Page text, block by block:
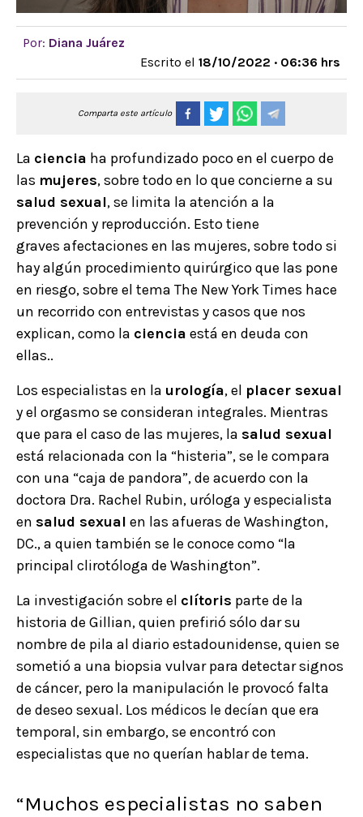
Por: Diana Juárez
Escrito el 18/10/2022 · 06:36 hrs
Comparta este artículo
La ciencia ha profundizado poco en el cuerpo de
las mujeres, sobre todo en lo que concierne a su
salud sexual, se limita la atención a la
prevención y reproducción. Esto tiene
graves afectaciones en las mujeres, sobre todo si
hay algún procedimiento quirúrgico que las pone
en riesgo, sobre el tema The New York Times hace
un recorrido con entrevistas y casos que nos
explican, como la ciencia está en deuda con
ellas..
Los especialistas en la urología, el placer sexual
y el orgasmo se consideran integrales. Mientras
que para el caso de las mujeres, la salud sexual
está relacionada con la “histeria”, se le compara
con una “caja de pandora”, de acuerdo con la
doctora Dra. Rachel Rubin, uróloga y especialista
en salud sexual en las afueras de Washington,
DC., a quien también se le conoce como “la
principal clirotóloga de Washington”.
La investigación sobre el clítoris parte de la
historia de Gillian, quien prefirió sólo dar su
nombre de pila al diario estadounidense, quien se
sometió a una biopsia vulvar para detectar signos
de cáncer, pero la manipulación le provocó falta
de deseo sexual. Los médicos le decían que era
temporal, sin embargo, se encontró con
especialistas que no querían hablar de tema.
“Muchos especialistas no saben